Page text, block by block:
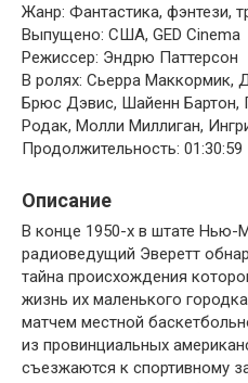
Жанр: Фантастика, фэнтези,
Выпущено: США, GED Cinema
Режиссер: Эндрю Паттерсон
В ролях: Сьерра Маккормик,
Брюс Дэвис, Шайенн Бартон,
Родак, Молли Миллиган,
Продолжительность: 01:30:59
Описание
В конце 1950-х в штате Нью-
радиоведущий Эверетт
тайна происхождения
жизнь их маленького
матчем местной
из провинциальных
съезжаются к спортивному